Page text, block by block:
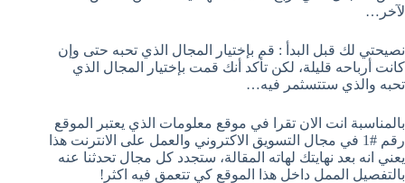
لآخر…
نصيحتي لك قبل البدأ : قم بإختيار المجال الذي تحبه حتى وإن
كانت أرباحه قليلة، لكن تأكد أنك قمت بإختيار المجال الذي
تحبه والذي ستتسثمر فيه…
بالمناسبة انت الان تقرا في موقع معلومات الذي يعتبر الموقع
رقم #1 في مجال التسويق الاكتروني والعمل على الانترنت هذا
يعني انه بعد نهايتك لهاته المقالة، ستجدد كل مجال تحدثنا عنه
بالتفصيل الممل داخل هذا الموقع كي تتعمق فيه اكثر!